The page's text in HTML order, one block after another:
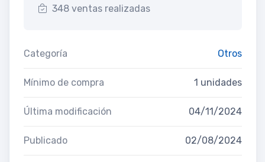
348 ventas realizadas
Categoría Otros
Mínimo de compra 1 unidades
Última modificación 04/11/2024
Publicado 02/08/2024